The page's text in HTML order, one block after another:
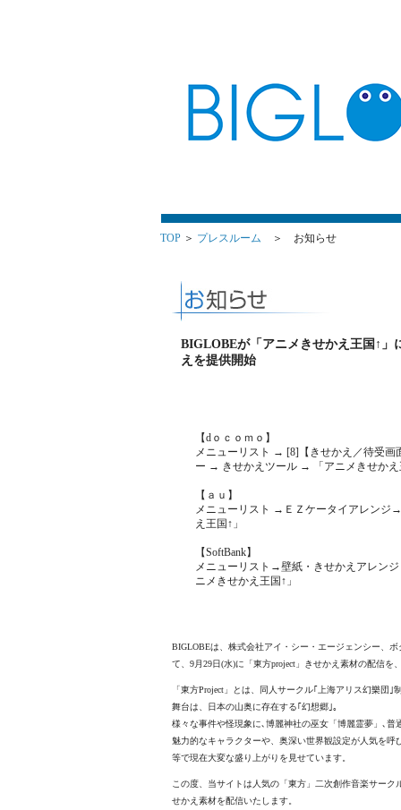
TOP ＞ プレスルーム ＞ お知らせ
BIGLOBEが「アニメきせかえ王国↑」
えを提供開始
【dｏｃｏｍｏ】
メニューリスト → [8]【きせかえ／待受画
ー → きせかえツール → 「アニメきせかえ
【ａｕ】
メニューリスト →ＥＺケータイアレンジ
え王国↑」
【SoftBank】
メニューリスト→壁紙・きせかえアレン
ニメきせかえ王国↑」
BIGLOBEは、株式会社アイ・シー・エージェンシー、
て、9月29日(水)に「東方project」きせかえ素材の配信を
「東方Project」とは、同人サークル｢上海アリス幻樂団
舞台は、日本の山奥に存在する｢幻想郷｣｡
様々な事件や怪現象に､博麗神社の巫女「博麗霊夢」､
魅力的なキャラクターや、奥深い世界観設定が人気を
等で現在大変な盛り上がりを見せています。
この度、当サイトは人気の「東方」二次創作音楽サー
せかえ素材を配信いたします。